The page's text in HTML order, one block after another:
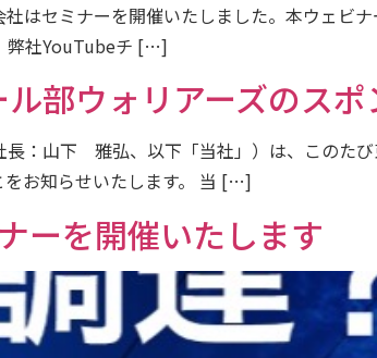
はセミナーを開催いたしました。本ウェビ
弊社YouTubeチ […]
部ウォリアーズのス
：山下 雅弘、以下「当社」）は、このた
をお知らせいたします。 当 […]
ーを開催いたします